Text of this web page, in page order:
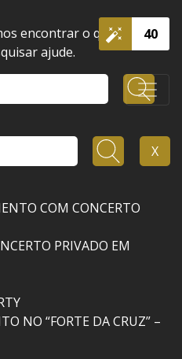
40
encontrar o que procura.
ajude.
X
COM CONCERTO
PRIVADO EM
NO “FORTE DA CRUZ” –